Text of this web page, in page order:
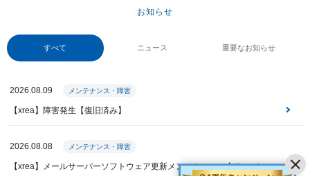
お知らせ
すべて ニュース 重要なお知らせ
2026.08.09 メンテナンス・障害
【xrea】障害発生【復旧済み】
2026.08.08 メンテナンス・障害
【xrea】メールサーバーソフトウェア更新メンテナンス（全サーバー・